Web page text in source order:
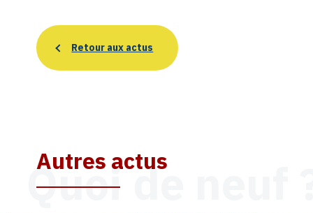
Retour aux actus
Autres actus
Quoi de neuf